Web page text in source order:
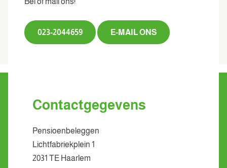
023-2044659 E-MAIL ONS
Contactgegevens
Pensioenbeleggen
Lichtfabriekplein 1
2031 TE Haarlem